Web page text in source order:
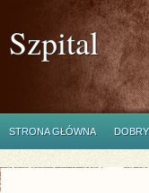
Szpital
STRONA GŁÓWNA